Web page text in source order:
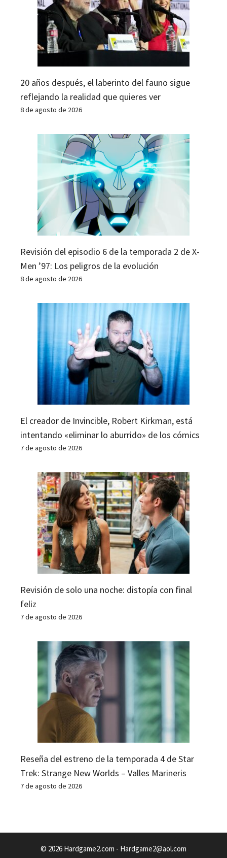
20 años después, el laberinto del fauno sigue
reflejando la realidad que quieres ver
8 de agosto de 2026
Revisión del episodio 6 de la temporada 2 de X-
Men ’97: Los peligros de la evolución
8 de agosto de 2026
El creador de Invincible, Robert Kirkman, está
intentando «eliminar lo aburrido» de los cómics
7 de agosto de 2026
Revisión de solo una noche: distopía con final
feliz
7 de agosto de 2026
Reseña del estreno de la temporada 4 de Star
Trek: Strange New Worlds – Valles Marineris
7 de agosto de 2026
© 2026 Hardgame2.com - Hardgame2@aol.com